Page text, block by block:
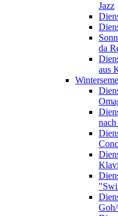
Jazz
da
aus